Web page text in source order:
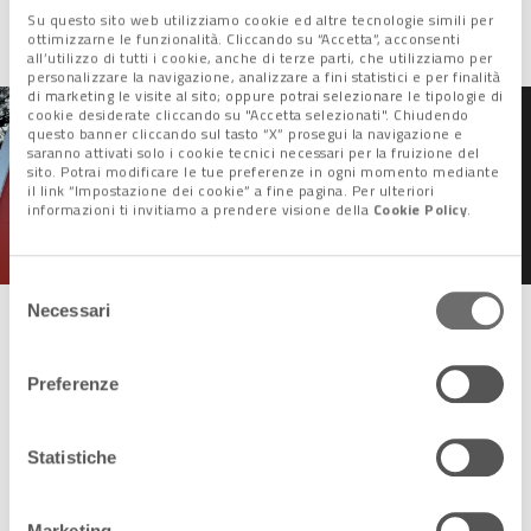
Su questo sito web utilizziamo cookie ed altre tecnologie simili per
ottimizzarne le funzionalità. Cliccando su “Accetta”, acconsenti
all’utilizzo di tutti i cookie, anche di terze parti, che utilizziamo per
personalizzare la navigazione, analizzare a fini statistici e per finalità
di marketing le visite al sito; oppure potrai selezionare le tipologie di
cookie desiderate cliccando su "Accetta selezionati". Chiudendo
questo banner cliccando sul tasto “X” prosegui la navigazione e
saranno attivati solo i cookie tecnici necessari per la fruizione del
sito. Potrai modificare le tue preferenze in ogni momento mediante
il link “Impostazione dei cookie” a fine pagina. Per ulteriori
informazioni ti invitiamo a prendere visione della Cookie Policy.
Selezione
delNecessari
Preferenze
Statistiche
farlo nei giorni di calca.
Contributo d’accesso a
Venezia, buona la prima
in corso di valutazione
anni
potrebbe essere portata a
tutti.
in auto e in treno.